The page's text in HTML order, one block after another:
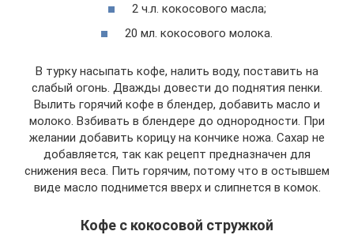
2 ч.л. кокосового масла;
20 мл. кокосового молока.
В турку насыпать кофе, налить воду, поставить на
слабый огонь. Дважды довести до поднятия пенки.
Вылить горячий кофе в блендер, добавить масло и
молоко. Взбивать в блендере до однородности. При
желании добавить корицу на кончике ножа. Сахар не
добавляется, так как рецепт предназначен для
снижения веса. Пить горячим, потому что в остывшем
виде масло поднимется вверх и слипнется в комок.
Кофе с кокосовой стружкой